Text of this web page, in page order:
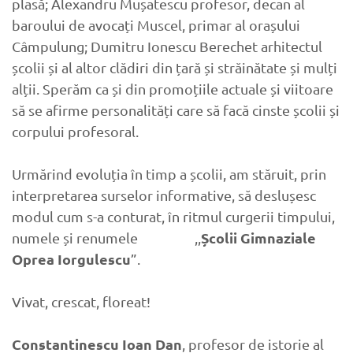
plasă; Alexandru Mușatescu profesor, decan al
baroului de avocați Muscel, primar al orașului
Câmpulung; Dumitru Ionescu Berechet arhitectul
școlii și al altor clădiri din țară și străinătate și mulți
alții. Sperăm ca și din promoțiile actuale și viitoare
să se afirme personalități care să facă cinste școlii și
corpului profesoral.
Urmărind evoluția în timp a școlii, am stăruit, prin
interpretarea surselor informative, să deslușesc
modul cum s-a conturat, în ritmul curgerii timpului,
numele și renumele ,, Școlii Gimnaziale
Oprea Iorgulescu”.
Vivat, crescat, floreat!
Constantinescu Ioan Dan , profesor de istorie al